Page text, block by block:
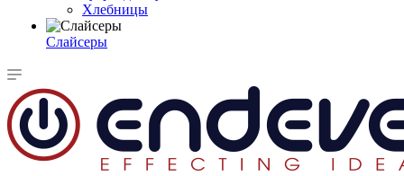
Хлебницы
Слайсеры